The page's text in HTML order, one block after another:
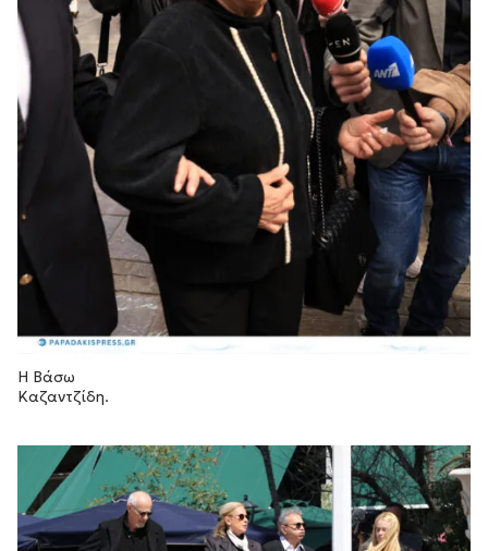
Η Βάσω
Καζαντζίδη.